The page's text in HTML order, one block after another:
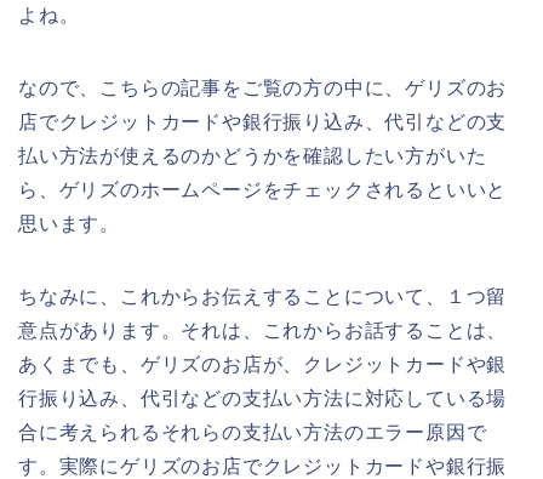
よね。
なので、こちらの記事をご覧の方の中に、ゲリズのお
店でクレジットカードや銀行振り込み、代引などの支
払い方法が使えるのかどうかを確認したい方がいた
ら、ゲリズのホームページをチェックされるといいと
思います。
ちなみに、これからお伝えすることについて、１つ留
意点があります。それは、これからお話することは、
あくまでも、ゲリズのお店が、クレジットカードや銀
行振り込み、代引などの支払い方法に対応している場
合に考えられるそれらの支払い方法のエラー原因で
す。実際にゲリズのお店でクレジットカードや銀行振